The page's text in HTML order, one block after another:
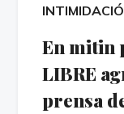
En mitin
LIBRE
prensa